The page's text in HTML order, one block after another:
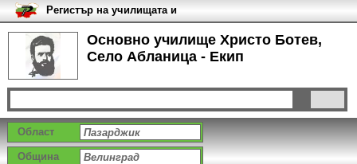
Основно училище Христо Ботев,
Село Абланица - Екип
Регистър на училищата и
университетите в България
Област
Община